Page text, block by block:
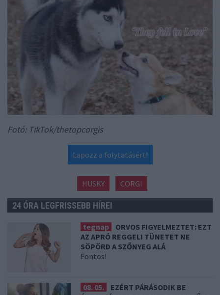
Fotó: TikTok/thetopcorgis
Lapozz a folytatásért!
HUSKY CORGI
24 ÓRA LEGFRISSEBB HÍREI
tegnap
ORVOS FIGYELMEZTET: EZT
AZ APRÓ REGGELI TÜNETET NE
SÖPÖRD A SZŐNYEG ALÁ
Fontos!
08. 05.
EZÉRT PÁRÁSODIK BE